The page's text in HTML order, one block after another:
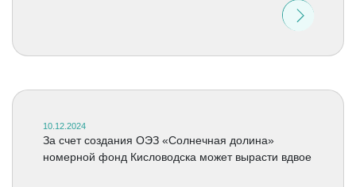
10.12.2024
За счет создания ОЭЗ «Солнечная долина»
номерной фонд Кисловодска может вырасти вдвое